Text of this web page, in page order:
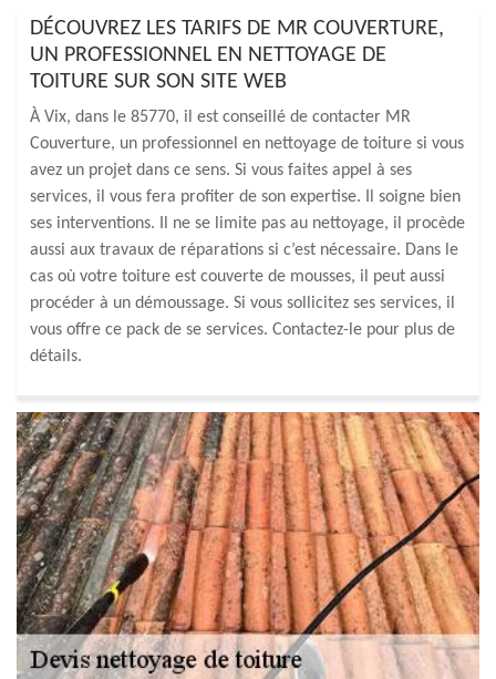
DÉCOUVREZ LES TARIFS DE MR COUVERTURE,
UN PROFESSIONNEL EN NETTOYAGE DE
TOITURE SUR SON SITE WEB
À Vix, dans le 85770, il est conseillé de contacter MR
Couverture, un professionnel en nettoyage de toiture si vous
avez un projet dans ce sens. Si vous faites appel à ses
services, il vous fera profiter de son expertise. Il soigne bien
ses interventions. Il ne se limite pas au nettoyage, il procède
aussi aux travaux de réparations si c’est nécessaire. Dans le
cas où votre toiture est couverte de mousses, il peut aussi
procéder à un démoussage. Si vous sollicitez ses services, il
vous offre ce pack de se services. Contactez-le pour plus de
détails.